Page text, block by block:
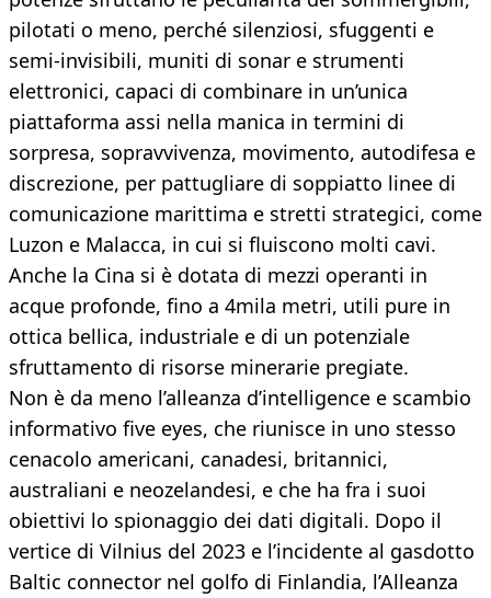
pilotati o meno, perché silenziosi, sfuggenti e
semi-invisibili, muniti di sonar e strumenti
elettronici, capaci di combinare in un’unica
piattaforma assi nella manica in termini di
sorpresa, sopravvivenza, movimento, autodifesa e
discrezione, per pattugliare di soppiatto linee di
comunicazione marittima e stretti strategici, come
Luzon e Malacca, in cui si fluiscono molti cavi.
Anche la Cina si è dotata di mezzi operanti in
acque profonde, fino a 4mila metri, utili pure in
ottica bellica, industriale e di un potenziale
sfruttamento di risorse minerarie pregiate.
Non è da meno l’alleanza d’intelligence e scambio
informativo five eyes, che riunisce in uno stesso
cenacolo americani, canadesi, britannici,
australiani e neozelandesi, e che ha fra i suoi
obiettivi lo spionaggio dei dati digitali. Dopo il
vertice di Vilnius del 2023 e l’incidente al gasdotto
Baltic connector nel golfo di Finlandia, l’Alleanza